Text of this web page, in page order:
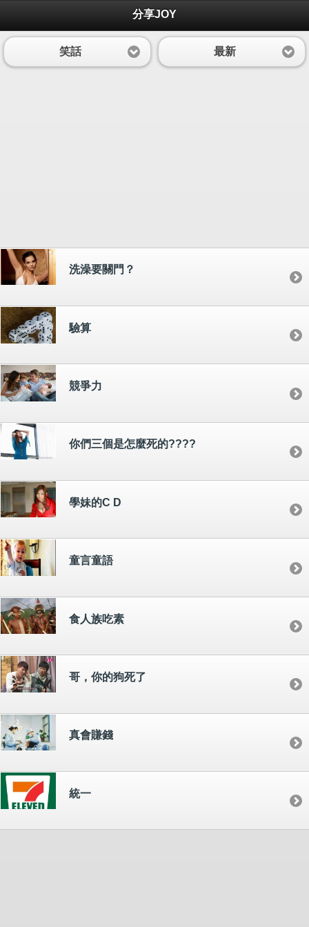
分享JOY
笑話 最新
洗澡要關門？
驗算
競爭力
你們三個是怎麼死的????
學妹的C D
童言童語
食人族吃素
哥，你的狗死了
真會賺錢
統一